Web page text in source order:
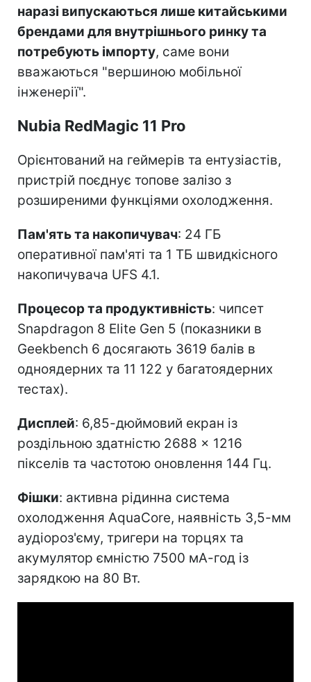
наразі випускаються лише китайськими
брендами для внутрішнього ринку та
потребують імпорту, саме вони
вважаються "вершиною мобільної
інженерії".
Nubia RedMagic 11 Pro
Орієнтований на геймерів та ентузіастів,
пристрій поєднує топове залізо з
розширеними функціями охолодження.
Пам'ять та накопичувач: 24 ГБ
оперативної пам'яті та 1 ТБ швидкісного
накопичувача UFS 4.1.
Процесор та продуктивність: чипсет
Snapdragon 8 Elite Gen 5 (показники в
Geekbench 6 досягають 3619 балів в
одноядерних та 11 122 у багатоядерних
тестах).
Дисплей: 6,85-дюймовий екран із
роздільною здатністю 2688 × 1216
пікселів та частотою оновлення 144 Гц.
Фішки: активна рідинна система
охолодження AquaCore, наявність 3,5-мм
аудіороз'єму, тригери на торцях та
акумулятор ємністю 7500 мА-год із
зарядкою на 80 Вт.